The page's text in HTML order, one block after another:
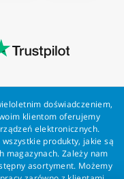
doświadczeniem,
klientom oferujemy
elektronicznych.
wszystkie produkty, jakie są
magazynach. Zależy nam
asortyment. Możemy